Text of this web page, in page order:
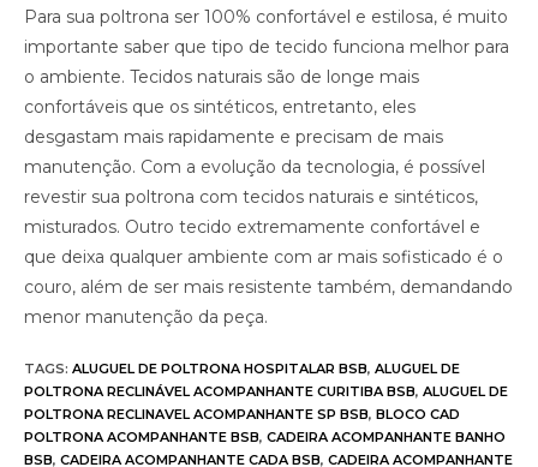
Para sua poltrona ser 100% confortável e estilosa, é muito
importante saber que tipo de tecido funciona melhor para
o ambiente. Tecidos naturais são de longe mais
confortáveis que os sintéticos, entretanto, eles
desgastam mais rapidamente e precisam de mais
manutenção. Com a evolução da tecnologia, é possível
revestir sua poltrona com tecidos naturais e sintéticos,
misturados. Outro tecido extremamente confortável e
que deixa qualquer ambiente com ar mais sofisticado é o
couro, além de ser mais resistente também, demandando
menor manutenção da peça.
TAGS: ALUGUEL DE POLTRONA HOSPITALAR BSB, ALUGUEL DE
POLTRONA RECLINÁVEL ACOMPANHANTE CURITIBA BSB, ALUGUEL DE
POLTRONA RECLINAVEL ACOMPANHANTE SP BSB, BLOCO CAD
POLTRONA ACOMPANHANTE BSB, CADEIRA ACOMPANHANTE BANHO
BSB, CADEIRA ACOMPANHANTE CADA BSB, CADEIRA ACOMPANHANTE